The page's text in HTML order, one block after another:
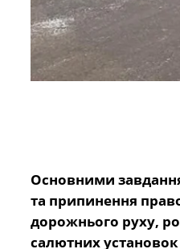
Основними
та припинення
дорожнього руху,
салютних